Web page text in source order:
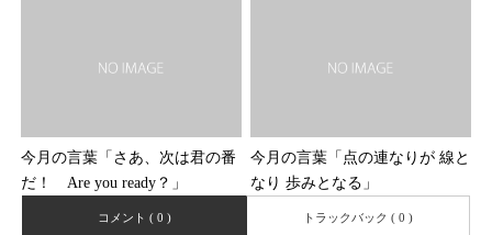
今月の言葉「さあ、次は君の番
だ！ Are you ready？」
今月の言葉「点の連なりが 線と
なり 歩みとなる」
コメント ( 0 ) トラックバック ( 0 )